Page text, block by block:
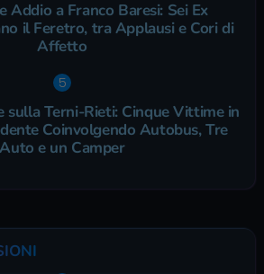
Addio a Franco Baresi: Sei Ex
il Feretro, tra Applausi e Cori di
Affetto
sulla Terni-Rieti: Cinque Vittime in
Coinvolgendo Autobus, Tre
Auto e un Camper